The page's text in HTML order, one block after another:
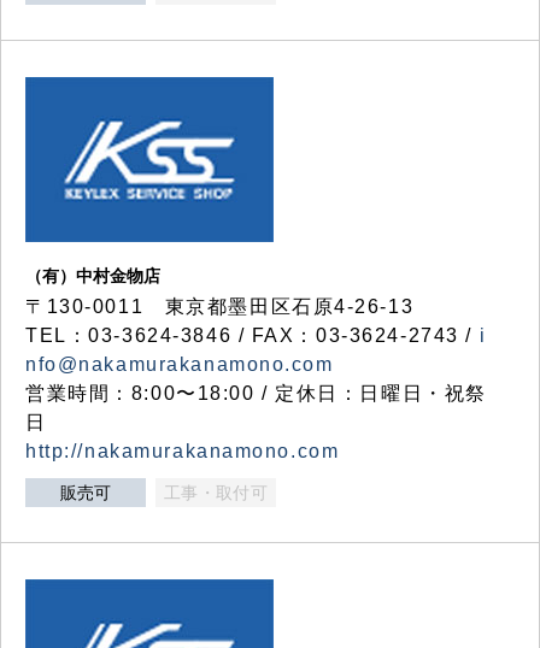
（有）中村金物店
〒130-0011 東京都墨田区石原4-26-13
TEL：03-3624-3846 / FAX：03-3624-2743 / i
nfo@nakamurakanamono.com
営業時間：8:00〜18:00 / 定休日：日曜日・祝祭
日
http://nakamurakanamono.com
販売可 工事・取付可